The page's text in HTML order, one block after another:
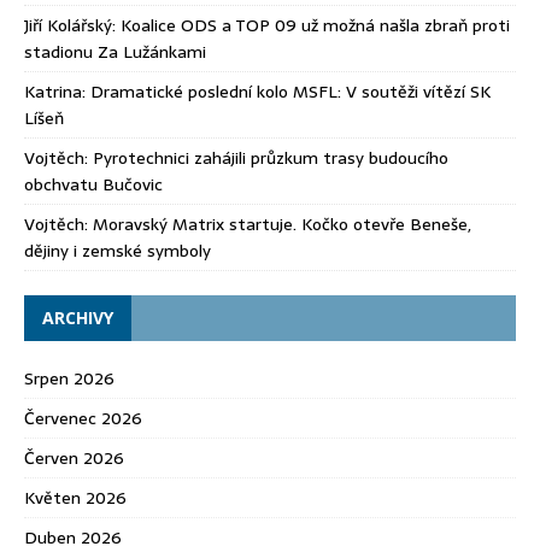
Jiří Kolářský: Koalice ODS a TOP 09 už možná našla zbraň proti
stadionu Za Lužánkami
Katrina: Dramatické poslední kolo MSFL: V soutěži vítězí SK
Líšeň
Vojtěch: Pyrotechnici zahájili průzkum trasy budoucího
obchvatu Bučovic
Vojtěch: Moravský Matrix startuje. Kočko otevře Beneše,
dějiny i zemské symboly
ARCHIVY
Srpen 2026
Červenec 2026
Červen 2026
Květen 2026
Duben 2026